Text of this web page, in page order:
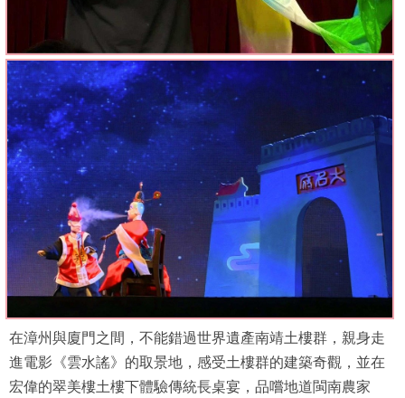
在漳州與廈門之間，不能錯過世界遺產南靖土樓群，親身走
進電影《雲水謠》的取景地，感受土樓群的建築奇觀，並在
宏偉的翠美樓土樓下體驗傳統長桌宴，品嚐地道閩南農家